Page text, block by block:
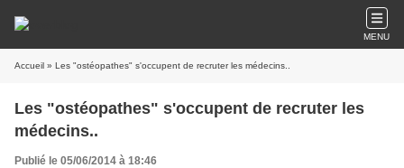
MENU
Accueil » Les "ostéopathes" s'occupent de recruter les médecins..
Les "ostéopathes" s'occupent de recruter les
médecins..
Publié le 05/06/2014 à 18:46